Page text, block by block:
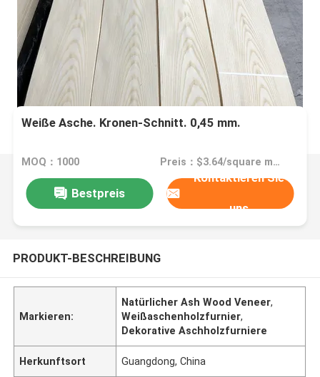
Weiße Asche. Kronen-Schnitt. 0,45 mm.
MOQ：1000 Preis：$3.64/square meters 50-999 square meters
Bestpreis
Kontaktieren Sie
uns
PRODUKT-BESCHREIBUNG
Markieren:
Natürlicher Ash Wood Veneer,
Weißaschenholzfurnier,
Dekorative Aschholzfurniere
Herkunftsort Guangdong, China